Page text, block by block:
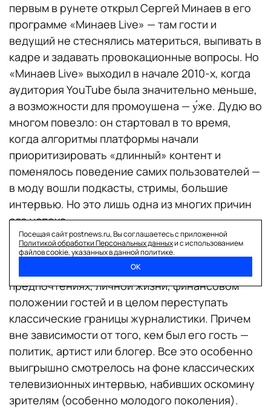
первым в рунете открыл Сергей Минаев в его
программе «Минаев Live» — там гости и
ведущий не стеснялись материться, выпивать в
кадре и задавать провокационные вопросы. Но
«Минаев Live» выходил в начале 2010-х, когда
аудитория YouTube была значительно меньше,
а возможности для промоушена — у́же. Дудю во
многом повезло: он стартовал в то время,
когда алгоритмы платформы начали
приоритизировать «длинный» контент и
поменялось поведение самих пользователей —
в моду вошли подкасты, стримы, большие
интервью. Но это лишь одна из многих причин
его успеха.
Главной фишкой Дудя стала прямолинейность и
раскованность в вопросах: журналист не
стеснялся спрашивать о политических
предпочтениях, личной жизни, финансовом
положении гостей и в целом переступать
классические границы журналистики. Причем
вне зависимости от того, кем был его гость —
политик, артист или блогер. Все это особенно
выигрышно смотрелось на фоне классических
телевизионных интервью, набивших оскомину
зрителям (особенно молодого поколения).
Посещая сайт postnews.ru, Вы соглашаетесь с приложенной
Политикой обработки Персональных данныхи с использованием
файлов cookie, указанных в данной политике.
ОК